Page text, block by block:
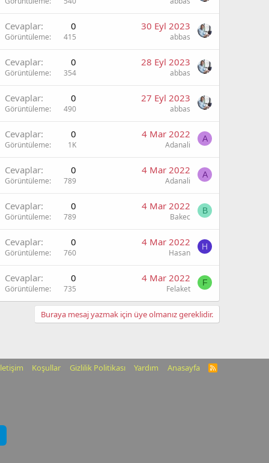
Cevaplar 0
Görüntüleme 415
30 Eyl 2023
abbas
Cevaplar 0
Görüntüleme 354
28 Eyl 2023
abbas
Cevaplar 0
Görüntüleme 490
27 Eyl 2023
abbas
Cevaplar 0
Görüntüleme 1K
4 Mar 2022
Adanali
A
Cevaplar 0
Görüntüleme 789
4 Mar 2022
Adanali
A
Cevaplar 0
Görüntüleme 789
4 Mar 2022
Bakec
B
Cevaplar 0
Görüntüleme 760
4 Mar 2022
Hasan
H
Cevaplar 0
Görüntüleme 735
4 Mar 2022
Felaket
F
Buraya mesaj yazmak için üye olmanız gereklidir.
Koşullar Gizlilik Politikası Yardım Anasayfa
R